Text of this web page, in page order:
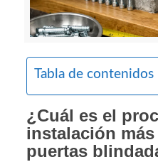
Tabla de contenidos
¿Cuál es el
instalación
puertas